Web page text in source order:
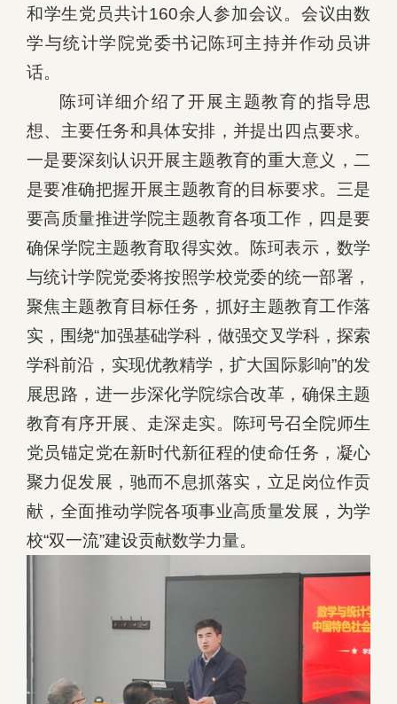
和学生党员共计160余人参加会议。会议由数
学与统计学院党委书记陈珂主持并作动员讲
话。
陈珂详细介绍了开展主题教育的指导思
想、主要任务和具体安排，并提出四点要求。
一是要深刻认识开展主题教育的重大意义，二
是要准确把握开展主题教育的目标要求。三是
要高质量推进学院主题教育各项工作，四是要
确保学院主题教育取得实效。陈珂表示，数学
与统计学院党委将按照学校党委的统一部署，
聚焦主题教育目标任务，抓好主题教育工作落
实，围绕“加强基础学科，做强交叉学科，探索
学科前沿，实现优教精学，扩大国际影响”的发
展思路，进一步深化学院综合改革，确保主题
教育有序开展、走深走实。陈珂号召全院师生
党员锚定党在新时代新征程的使命任务，凝心
聚力促发展，驰而不息抓落实，立足岗位作贡
献，全面推动学院各项事业高质量发展，为学
校“双一流”建设贡献数学力量。